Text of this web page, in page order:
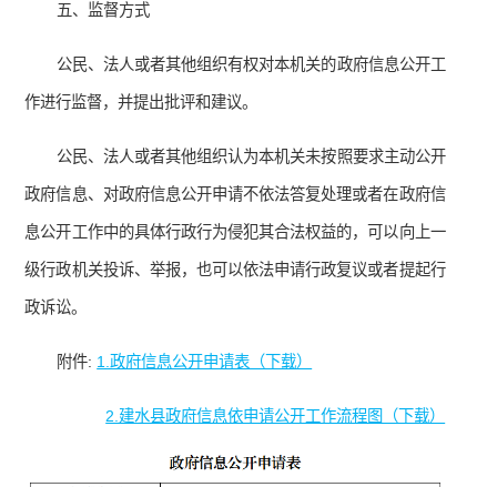
五、监督方式
公民、法人或者其他组织有权对本机关的政府信息公开工
作进行监督，并提出批评和建议。
公民、法人或者其他组织认为本机关未按照要求主动公开
政府信息、对政府信息公开申请不依法答复处理或者在政府信
息公开工作中的具体行政行为侵犯其合法权益的，可以向上一
级行政机关投诉、举报，也可以依法申请行政复议或者提起行
政诉讼。
附件: 1.政府信息公开申请表（下载）
2.建水县政府信息依申请公开工作流程图（下载）